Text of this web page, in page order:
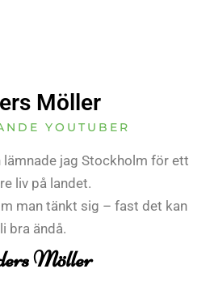
Möller
YOUTUBER
jag Stockholm för ett
liv på landet.
man tänkt sig – fast det kan
bra ändå.
Möller